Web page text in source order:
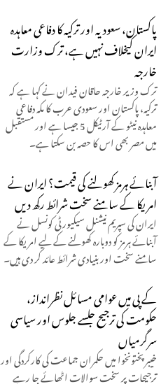
پاکستان، سعودیہ اور ترکیہ کا دفاعی معاہدہ
ایران کیخلاف نہیں ہے، ترک وزارت
خارجہ
ترک وزیر خارجہ حاقان فیدان نے کہا ہے کہ
ترکیہ، پاکستان اور سعودی عرب کا مکہ دفاعی
معاہدہ نیٹو کے آرٹیکل 5 جیسا ہے اور مستقبل
میں مصر بھی اس کا حصہ بن سکتا ہے۔
آبنائے ہرمز کھولنے کی قیمت؟ ایران نے
امریکا کے سامنے سخت شرائط رکھ دیں
ایران کی سپریم نیشنل سیکیورٹی کونسل نے
آبنائے ہرمز کو دوبارہ کھولنے کے لیے امریکا کے
سامنے سخت اور بنیادی شرائط عائد کر دی ہیں۔
کے پی میں عوامی مسائل نظرانداز،
حکومت کی ترجیح جلسے جلوس اور سیاسی
سرگرمیاں
خیبر پختونخوا میں حکمران جماعت کی کارکردگی اور
ترجیحات پر سخت سوالات اٹھائے جا رہے